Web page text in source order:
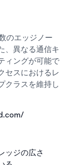
のエッジノー
、異なる通信キ
ィングが可能で
セスにおけるレ
クラスを維持し
ッジの広さ